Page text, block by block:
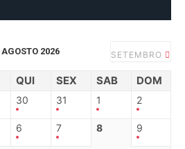
AGOSTO 2026 SETEMBRO
QUI SEX SAB DOM
30 31 1 2
6 7 8 9